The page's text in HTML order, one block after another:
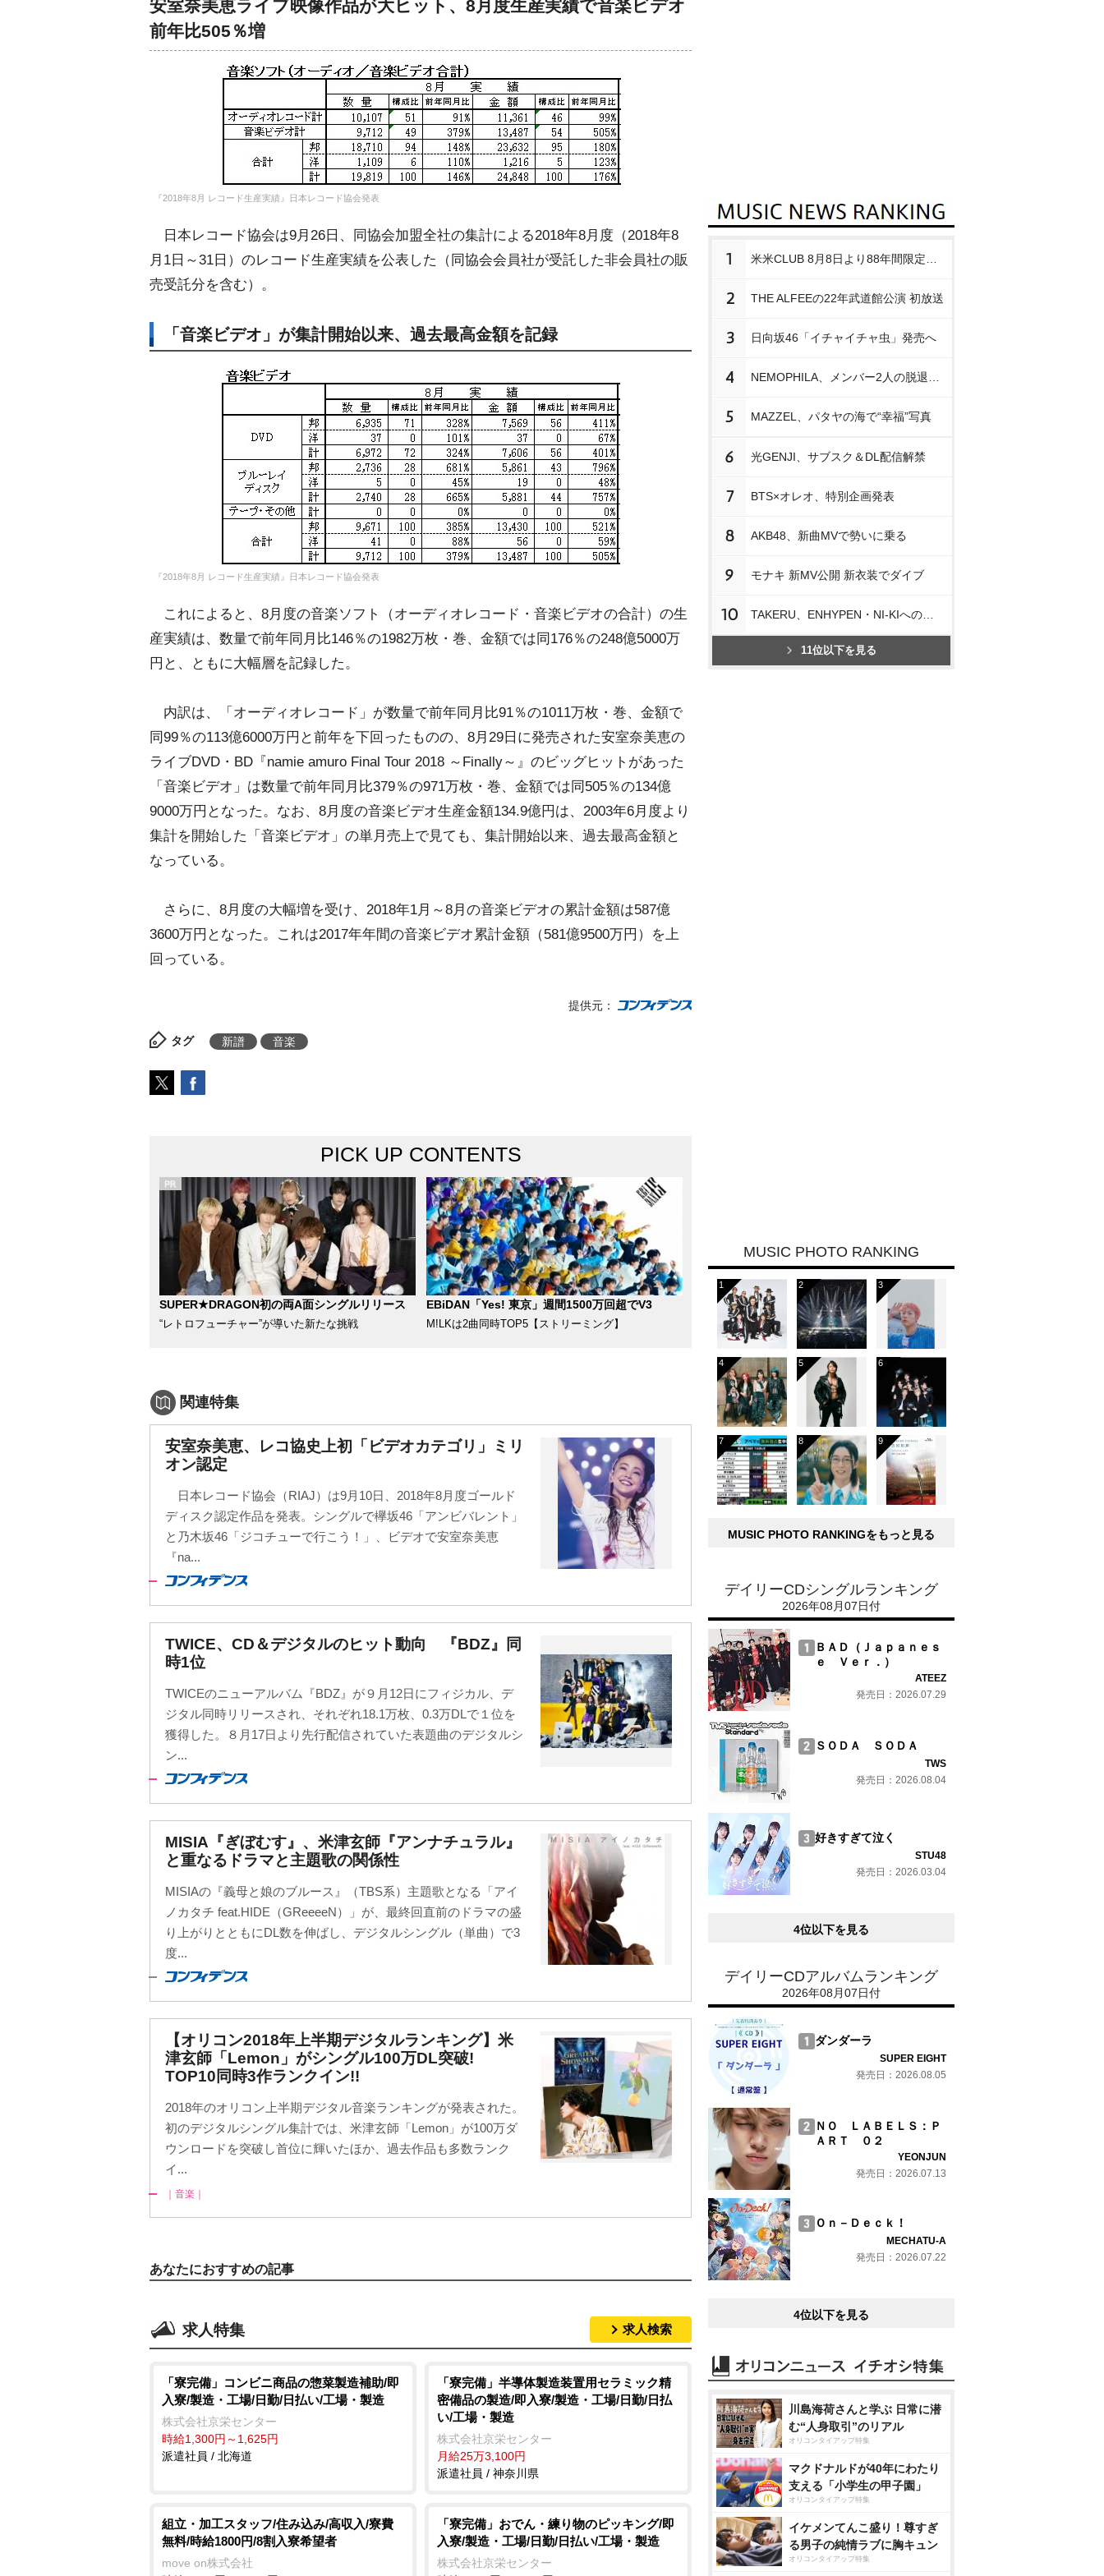
安室奈美恵ライブ映像作品が大ヒット、8月度生産実績で音楽ビデオ
前年比505％増
『2018年8月 レコード生産実績』日本レコード協会発表
日本レコード協会は9月26日、同協会加盟全社の集計による2018年8月度（2018年8
月1日～31日）のレコード生産実績を公表した（同協会会員社が受託した非会員社の販
売受託分を含む）。
「音楽ビデオ」が集計開始以来、過去最高金額を記録
『2018年8月 レコード生産実績』日本レコード協会発表
これによると、8月度の音楽ソフト（オーディオレコード・音楽ビデオの合計）の生
産実績は、数量で前年同月比146％の1982万枚・巻、金額では同176％の248億5000万
円と、ともに大幅層を記録した。
内訳は、「オーディオレコード」が数量で前年同月比91％の1011万枚・巻、金額で
同99％の113億6000万円と前年を下回ったものの、8月29日に発売された安室奈美恵の
ライブDVD・BD『namie amuro Final Tour 2018 ～Finally～』のビッグヒットがあった
「音楽ビデオ」は数量で前年同月比379％の971万枚・巻、金額では同505％の134億
9000万円となった。なお、8月度の音楽ビデオ生産金額134.9億円は、2003年6月度より
集計を開始した「音楽ビデオ」の単月売上で見ても、集計開始以来、過去最高金額と
なっている。
さらに、8月度の大幅増を受け、2018年1月～8月の音楽ビデオの累計金額は587億
3600万円となった。これは2017年年間の音楽ビデオ累計金額（581億9500万円）を上
回っている。
提供元：
タグ 新譜 音楽
PICK UP CONTENTS
SUPER★DRAGON初の両A面シングルリリース
“レトロフューチャー”が導いた新たな挑戦
EBiDAN「Yes! 東京」週間1500万回超でV3
M!LKは2曲同時TOP5【ストリーミング】
関連特集
安室奈美恵、レコ協史上初「ビデオカテゴリ」ミリ
オン認定
日本レコード協会（RIAJ）は9月10日、2018年8月度ゴールド
ディスク認定作品を発表。シングルで欅坂46「アンビバレント」
と乃木坂46「ジコチューで行こう！」、ビデオで安室奈美恵
『na...
TWICE、CD＆デジタルのヒット動向 『BDZ』同
時1位
TWICEのニューアルバム『BDZ』が９月12日にフィジカル、デ
ジタル同時リリースされ、それぞれ18.1万枚、0.3万DLで１位を
獲得した。８月17日より先行配信されていた表題曲のデジタルシ
ン...
MISIA『ぎぼむす』、米津玄師『アンナチュラル』
と重なるドラマと主題歌の関係性
MISIAの『義母と娘のブルース』（TBS系）主題歌となる「アイ
ノカタチ feat.HIDE（GReeeeN）」が、最終回直前のドラマの盛
り上がりとともにDL数を伸ばし、デジタルシングル（単曲）で3
度...
【オリコン2018年上半期デジタルランキング】米
津玄師「Lemon」がシングル100万DL突破!
TOP10同時3作ランクイン!!
2018年のオリコン上半期デジタル音楽ランキングが発表された。
初のデジタルシングル集計では、米津玄師「Lemon」が100万ダ
ウンロードを突破し首位に輝いたほか、過去作品も多数ランク
イ...
｜音楽｜
あなたにおすすめの記事
求人特集 求人検索
「寮完備」コンビニ商品の惣菜製造補助/即
入寮/製造・工場/日勤/日払い/工場・製造
株式会社京栄センター
時給1,300円～1,625円
派遣社員 / 北海道
「寮完備」半導体製造装置用セラミック精
密備品の製造/即入寮/製造・工場/日勤/日払
い/工場・製造
株式会社京栄センター
月給25万3,100円
派遣社員 / 神奈川県
組立・加工スタッフ/住み込み/高収入/寮費
無料/時給1800円/8割入寮希望者
move on株式会社
「寮完備」おでん・練り物のピッキング/即
入寮/製造・工場/日勤/日払い/工場・製造
株式会社京栄センター
1
2 THE ALFEEの22年武道館公演 初放送
3 日向坂46「イチャイチャ虫」発売へ
4
5 MAZZEL、パタヤの海で“幸福”写真
6 光GENJI、サブスク＆DL配信解禁
7 BTS×オレオ、特別企画発表
8 AKB48、新曲MVで勢いに乗る
9 モナキ 新MV公開 新衣装でダイブ
10
11位以下を見る
MUSIC PHOTO RANKING
MUSIC PHOTO RANKINGをもっと見る
デイリーCDシングルランキング
2026年08月07日付
ＢＡＤ（Ｊａｐａｎｅｓ
ｅ Ｖｅｒ．）
ATEEZ
発売日：2026.07.29
ＳＯＤＡ ＳＯＤＡ
TWS
発売日：2026.08.04
好きすぎて泣く
STU48
発売日：2026.03.04
4位以下を見る
デイリーCDアルバムランキング
2026年08月07日付
ダンダーラ
SUPER EIGHT
発売日：2026.08.05
ＮＯ ＬＡＢＥＬＳ：Ｐ
ＡＲＴ ０２
YEONJUN
発売日：2026.07.13
Ｏｎ－Ｄｅｃｋ！
MECHATU-A
発売日：2026.07.22
4位以下を見る
川島海荷さんと学ぶ 日常に潜
む“人身取引”のリアル
オリコンタイアップ特集
マクドナルドが40年にわたり
支える「小学生の甲子園」
オリコンタイアップ特集
イケメンてんこ盛り！尊すぎ
る男子の純情ラブに胸キュン
オリコンタイアップ特集